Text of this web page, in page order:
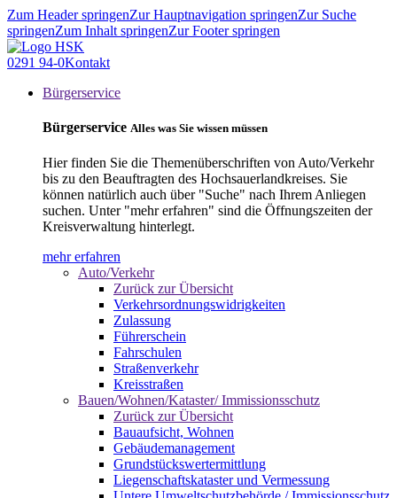
Zum Header springenZur Hauptnavigation springenZur Suche
springenZum Inhalt springenZur Footer springen
0291 94-0Kontakt
Bürgerservice
Bürgerservice Alles was Sie wissen müssen
Hier finden Sie die Themenüberschriften von Auto/Verkehr
bis zu den Beauftragten des Hochsauerlandkreises. Sie
können natürlich auch über "Suche" nach Ihrem Anliegen
suchen. Unter "mehr erfahren" sind die Öffnungszeiten der
Kreisverwaltung hinterlegt.
mehr erfahren
Auto/Verkehr
Zurück zur Übersicht
Verkehrsordnungswidrigkeiten
Zulassung
Führerschein
Fahrschulen
Straßenverkehr
Kreisstraßen
Bauen/Wohnen/Kataster/ Immissionsschutz
Zurück zur Übersicht
Bauaufsicht, Wohnen
Gebäudemanagement
Grundstückswertermittlung
Liegenschaftskataster und Vermessung